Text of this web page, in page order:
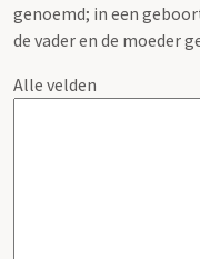
genoemd; in een
de vader en de moeder
Alle velden